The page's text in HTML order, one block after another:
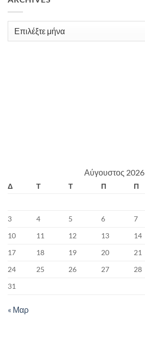
Archives
Αύγουστος 2026
Δ Τ Τ Π Π
3
4 5 6 7
10
11 12 13 14
17
18 19 20 21
24
25 26 27 28
31
« Μαρ